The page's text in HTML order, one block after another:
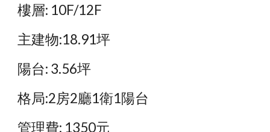
樓層: 10F/12F
主建物:18.91坪
陽台: 3.56坪
格局:2房2廳1衛1陽台
管理費: 1350元